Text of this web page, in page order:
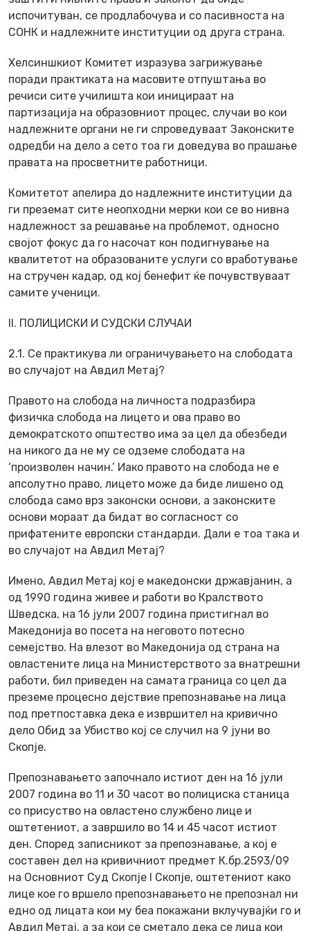
испочитуван, се продлабочува и со пасивноста на
СОНК и надлежните институции од друга страна.
Хелсиншкиот Комитет изразува загрижување
поради практиката на масовите отпуштања во
речиси сите училишта кои иницираат на
партизација на образовниот процес, случаи во кои
надлежните органи не ги спроведуваат Законските
одредби на дело а сето тоа ги доведува во прашање
правата на просветните работници.
Комитетот апелира до надлежните институции да
ги преземат сите неопходни мерки кои се во нивна
надлежност за решавање на проблемот, односно
својот фокус да го насочат кон подигнување на
квалитетот на образованите услуги со вработување
на стручен кадар, од кој бенефит ќе почувствуваат
самите ученици.
II. ПОЛИЦИСКИ И СУДСКИ СЛУЧАИ
2.1. Се практикува ли ограничувањето на слободата
во случајот на Авдил Метај?
Правото на слобода на личноста подразбира
физичка слобода на лицето и ова право во
демократското општество има за цел да обезбеди
на никого да не му се одземе слободата на
‘произволен начин.’ Иако правото на слобода не е
апсолутно право, лицето може да биде лишено од
слобода само врз законски основи, а законските
основи мораат да бидат во согласност со
прифатените европски стандарди. Дали е тоа така и
во случајот на Авдил Метај?
Имено, Авдил Метај кој е македонски државјанин, а
од 1990 година живее и работи во Кралството
Шведска, на 16 јули 2007 година пристигнал во
Македонија во посета на неговото потесно
семејство. На влезот во Македонија од страна на
овластените лица на Министерството за внатрешни
работи, бил приведен на самата граница со цел да
преземе процесно дејствие препознавање на лица
под претпоставка дека е извршител на кривично
дело Обид за Убиство кој се случил на 9 јуни во
Скопје.
Препознавањето започнало истиот ден на 16 јули
2007 година во 11 и 30 часот во полициска станица
со присуство на овластено службено лице и
оштетениот, а завршило во 14 и 45 часот истиот
ден. Според записникот за препознавање, а кој е
составен дел на кривичниот предмет К.бр.2593/09
на Основниот Суд Скопје I Скопје, оштетениот како
лице кое го вршело препознавањето не препознал ни
едно од лицата кои му беа покажани вклучувајќи го и
Авдил Метај, а за кои се сметало дека се лица кои